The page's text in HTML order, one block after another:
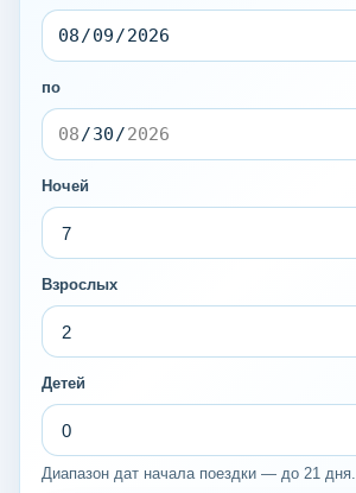
по
Ночей
Взрослых
Детей
Диапазон дат начала поездки — до 21 дня.